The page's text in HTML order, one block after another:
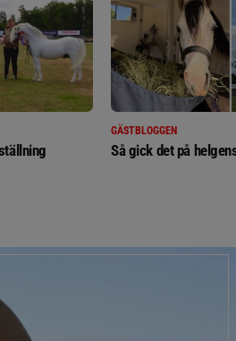
GÄSTBLOGGEN
Så gick det på